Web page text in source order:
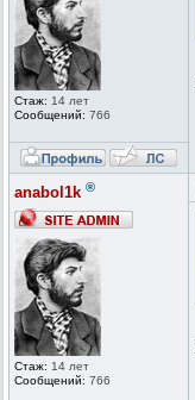
Стаж: 14 лет
Сообщений: 766
anabol1k ®
Стаж: 14 лет
Сообщений: 766